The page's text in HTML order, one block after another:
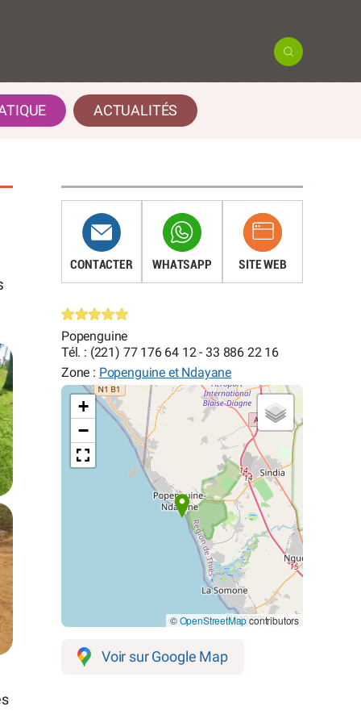
ACTUALITÉS
CONTACTER WHATSAPP SITE WEB
Popenguine
Tél. : (221) 77 176 64 12 - 33 886 22 16
Zone : Popenguine et Ndayane
+
−
©OpenStreetMapcontributors
Voir sur Google Map